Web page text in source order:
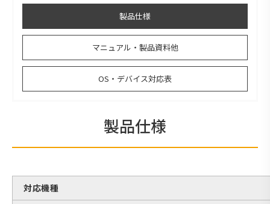
製品仕様
マニュアル・製品資料他
OS・デバイス対応表
製品仕様
対応機種